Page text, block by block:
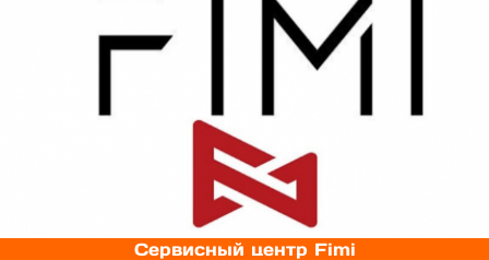
Я даю согласие на обработку персональных
ОТПРАВИТЬ
Сервисный центр Fimi